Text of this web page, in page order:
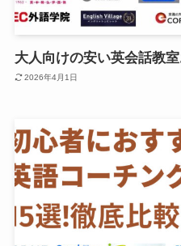
大人向けの安い英会話教
2026年4月1日